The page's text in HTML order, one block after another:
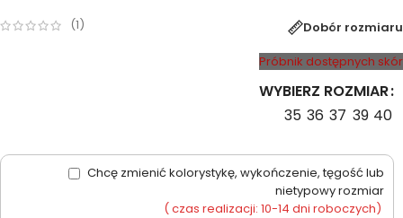
(1)
Dobór rozmiaru
Próbnik dostępnych skór
WYBIERZ ROZMIAR
35 36 37 39 40
Chcę zmienić kolorystykę, wykończenie, tęgość lub
nietypowy rozmiar
( czas realizacji: 10-14 dni roboczych)